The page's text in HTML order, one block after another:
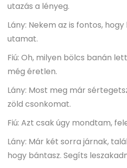
utazás a lényeg.
Lány: Nekem az is fontos,
utamat.
Fiú: Oh, milyen bölcs banán
még éretlen.
Lány: Most meg már
zöld csonkomat.
Fiú: Azt csak úgy mondtam,
Lány: Már két sorra járnak,
hogy bántasz. Segíts